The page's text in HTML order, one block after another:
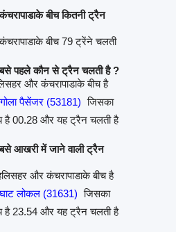
बीच कितनी ट्रैन
बीच 79 ट्रेंने चलती
पहले कौन से ट्रैन चलती है ?
और कंचरापाडाके बीच है
पैसेंजर (53181) जिसका
00.28 और यह ट्रैन चलती है
आखरी में जाने वाली ट्रैन
और कंचरापाडाके बीच है
लोकल (31631) जिसका
23.54 और यह ट्रैन चलती है